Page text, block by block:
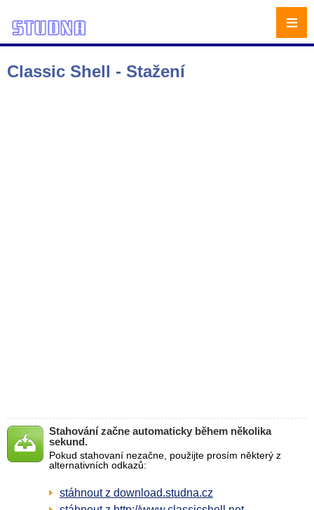
Classic Shell - Stažení
Stahování začne automaticky během několika
sekund.
Pokud stahovaní nezačne, použijte prosím některý z
alternativních odkazů:
stáhnout z download.studna.cz
≡